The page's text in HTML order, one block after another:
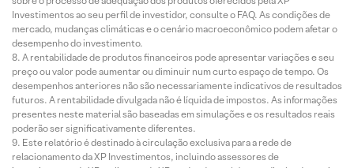
Investimentos ao seu perfil de investidor, consulte o FAQ. As condições de
mercado, mudanças climáticas e o cenário macroeconômico podem afetar o
desempenho do investimento.
A rentabilidade de produtos financeiros pode apresentar variações e seu
preço ou valor pode aumentar ou diminuir num curto espaço de tempo. Os
desempenhos anteriores não são necessariamente indicativos de resultados
futuros. A rentabilidade divulgada não é líquida de impostos. As informações
presentes neste material são baseadas em simulações e os resultados reais
poderão ser significativamente diferentes.
Este relatório é destinado à circulação exclusiva para a rede de
relacionamento da XP Investimentos, incluindo assessores de